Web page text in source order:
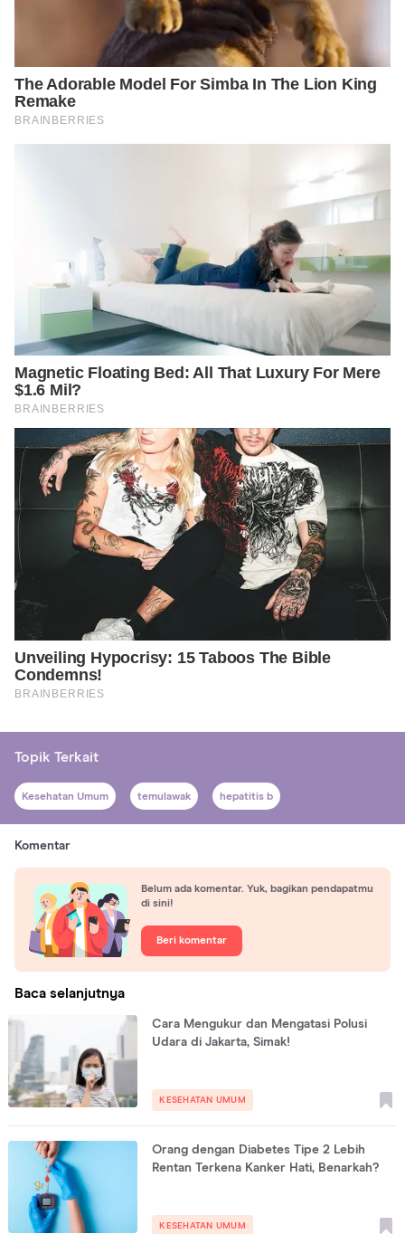
Topik Terkait
Kesehatan Umum temulawak hepatitis b
Komentar
Belum ada komentar. Yuk, bagikan pendapatmu
di sini!
Beri komentar
Baca selanjutnya
Cara Mengukur dan Mengatasi Polusi
Udara di Jakarta, Simak!
KESEHATAN UMUM
Orang dengan Diabetes Tipe 2 Lebih
Rentan Terkena Kanker Hati, Benarkah?
KESEHATAN UMUM